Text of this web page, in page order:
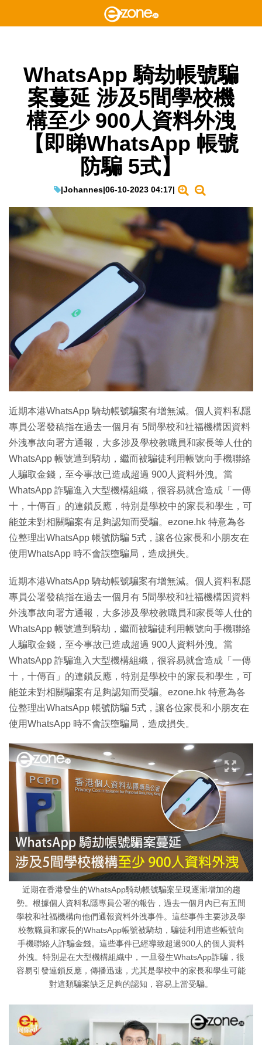
WhatsApp 騎劫帳號騙
案蔓延 涉及5間學校機
構至少 900人資料外洩
【即睇WhatsApp 帳號
防騙 5式】
|Johannes|06-10-2023 04:17|
近期本港WhatsApp 騎劫帳號騙案有增無減。個人資料私隱
專員公署發稿指在過去一個月有 5間學校和社福機構因資料
外洩事故向署方通報，大多涉及學校教職員和家長等人仕的
WhatsApp 帳號遭到騎劫，繼而被騙徒利用帳號向手機聯絡
人騙取金錢，至今事故已造成超過 900人資料外洩。當
WhatsApp 詐騙進入大型機構組織，很容易就會造成「一傳
十，十傳百」的連鎖反應，特別是學校中的家長和學生，可
能並未對相關騙案有足夠認知而受騙。ezone.hk 特意為各
位整理出WhatsApp 帳號防騙 5式，讓各位家長和小朋友在
使用WhatsApp 時不會誤墮騙局，造成損失。
近期本港WhatsApp 騎劫帳號騙案有增無減。個人資料私隱
專員公署發稿指在過去一個月有 5間學校和社福機構因資料
外洩事故向署方通報，大多涉及學校教職員和家長等人仕的
WhatsApp 帳號遭到騎劫，繼而被騙徒利用帳號向手機聯絡
人騙取金錢，至今事故已造成超過 900人資料外洩。當
WhatsApp 詐騙進入大型機構組織，很容易就會造成「一傳
十，十傳百」的連鎖反應，特別是學校中的家長和學生，可
能並未對相關騙案有足夠認知而受騙。ezone.hk 特意為各
位整理出WhatsApp 帳號防騙 5式，讓各位家長和小朋友在
使用WhatsApp 時不會誤墮騙局，造成損失。
近期在香港發生的WhatsApp騎劫帳號騙案呈現逐漸增加的趨
勢。根據個人資料私隱專員公署的報告，過去一個月內已有五間
學校和社福機構向他們通報資料外洩事件。這些事件主要涉及學
校教職員和家長的WhatsApp帳號被騎劫，騙徒利用這些帳號向
手機聯絡人詐騙金錢。這些事件已經導致超過900人的個人資料
外洩。特別是在大型機構組織中，一旦發生WhatsApp詐騙，很
容易引發連鎖反應，傳播迅速，尤其是學校中的家長和學生可能
對這類騙案缺乏足夠的認知，容易上當受騙。